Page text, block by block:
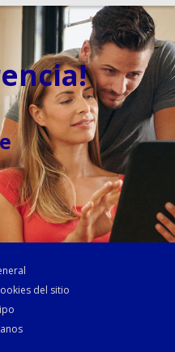
del sitio